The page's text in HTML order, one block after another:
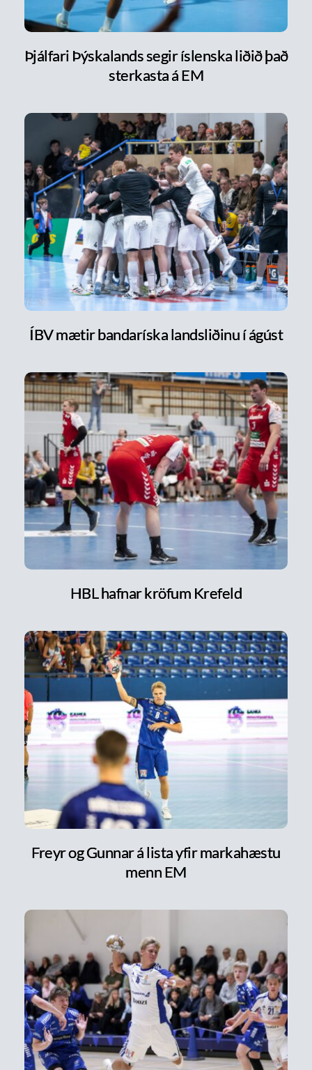
Þjálfari Þýskalands segir íslenska liðið það
sterkasta á EM
ÍBV mætir bandaríska landsliðinu í ágúst
HBL hafnar kröfum Krefeld
Freyr og Gunnar á lista yfir markahæstu
menn EM